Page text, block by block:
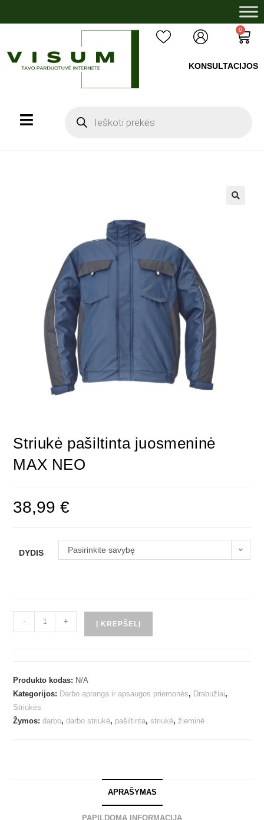
0
KONSULTACIJOS
Striukė pašiltinta juosmeninė
MAX NEO
38,99€
DYDIS Pasirinkite savybę
- + Į KREPŠELĮ
Produkto kodas: N/A
Kategorijos: Darbo apranga ir apsaugos priemonės, Drabužiai,
Striukės
Žymos:darbo,darbo striukė, pašiltinta,striukė,žieminė
APRAŠYMAS
PAPILDOMA INFORMACIJA